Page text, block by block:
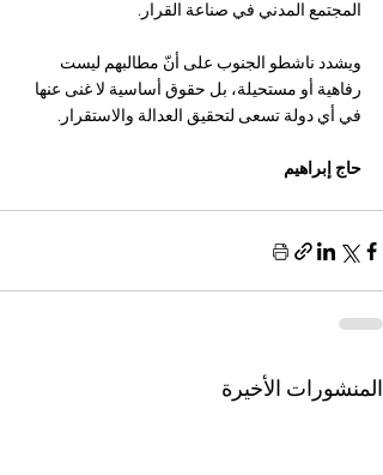
المجتمع المدني في صناعة القرار.
ويشدد ناشطو الجنوب على أنّ مطالبهم ليست
رفاهية أو مستحيلة، بل حقوق أساسية لا غنى عنها
في أي دولة تسعى لتحقيق العدالة والاستقرار.
حاج إبراهيم
المنشورات الأخيرة